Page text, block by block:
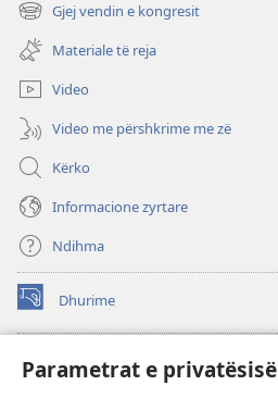
Parametrat e privatësisë
të
re)
Gjej vendin e kongresit
(hap
dritare
të
re)
Materiale të reja
Video
Video me përshkrime me zë
Kërko
Informacione zyrtare
Ndihma
Dhurime
(hap
dritare
re)
BIBLIOTEKA ONLINE Watchtower
(hap